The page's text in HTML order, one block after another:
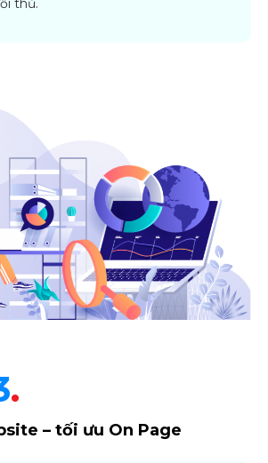
thủ.
.
– tối ưu On Page